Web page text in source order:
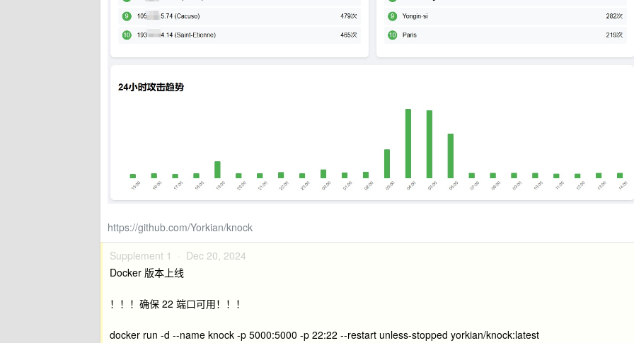
https://github.com/Yorkian/knock
Supplement 1 · Dec 20, 2024
Docker 版本上线
！！！确保 22 端口可用！！！
docker run -d --name knock -p 5000:5000 -p 22:22 --restart unless-stopped yorkian/knock:latest